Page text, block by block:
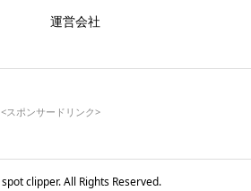
運営会社
<スポンサードリンク>
spot clipper. All Rights Reserved.